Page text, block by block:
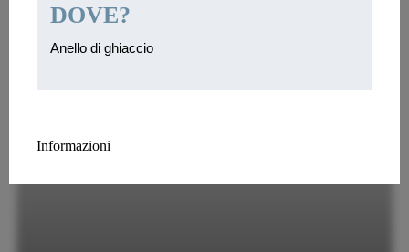
DOVE?
Anello di ghiaccio
Informazioni